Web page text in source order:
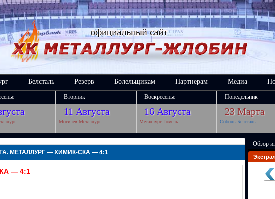
Белсталь Резерв Болельщикам Партнерам Медиа
Вторник Воскресенье Понедельник
11 Августа 16 Августа 23 Марта
Могилев-Металлург Металлург-Гомель Соболь-Белсталь
МЕТАЛЛУРГ — ХИМИК-СКА — 4:1
— 4:1
Обзор